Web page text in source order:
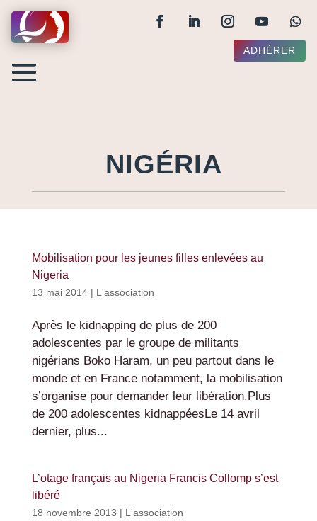
ADHÉRER
NIGÉRIA
Mobilisation pour les jeunes filles enlevées au
Nigeria
13 mai 2014| L'association
Après le kidnapping de plus de 200
adolescentes par le groupe de militants
nigérians Boko Haram, un peu partout dans le
monde et en France notamment, la mobilisation
s’organise pour demander leur libération.Plus
de 200 adolescentes kidnappéesLe 14 avril
dernier, plus...
L’otage français au Nigeria Francis Collomp s’est
libéré
18 novembre 2013 | L'association